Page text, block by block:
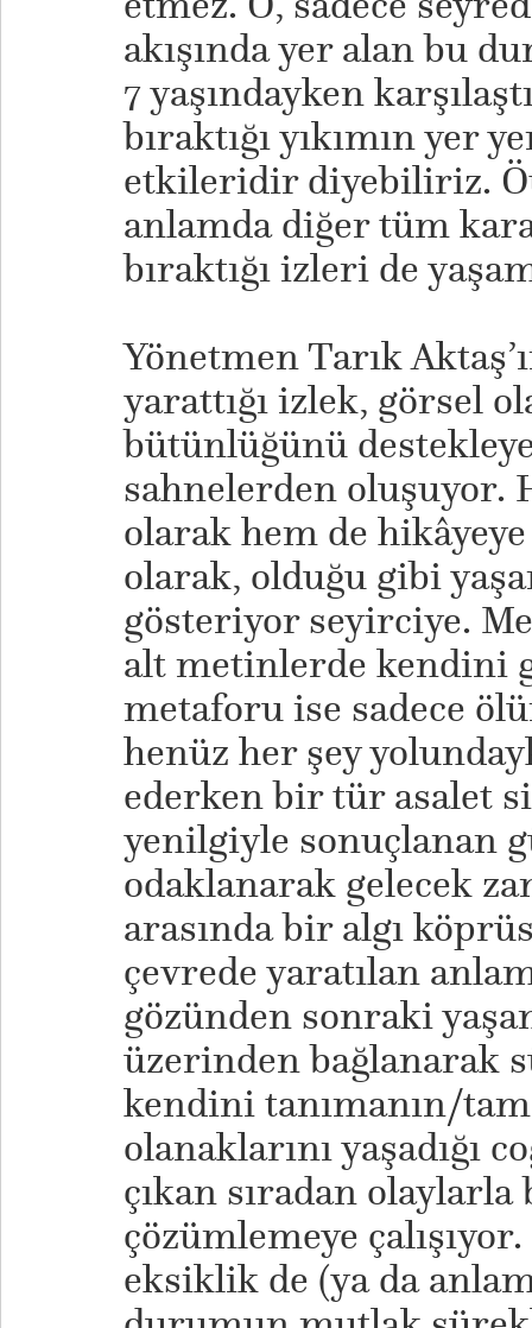
akışında yer alan bu
7 yaşındayken
bıraktığı yıkımın yer
etkileridir diyebiliriz.
anlamda diğer tüm
bıraktığı izleri de
Yönetmen Tarık
yarattığı izlek, görsel
bütünlüğünü
sahnelerden oluşuyor.
olarak hem de
olarak, olduğu gibi
gösteriyor seyirciye.
alt metinlerde kendini
metaforu ise sadece
henüz her şey
ederken bir tür asalet
yenilgiyle sonuçlanan
odaklanarak gelecek
arasında bir algı
çevrede yaratılan
gözünden sonraki
üzerinden bağlanarak
kendini tanımanın/
olanaklarını yaşadığı
çıkan sıradan
çözümlemeye
eksiklik de (ya da